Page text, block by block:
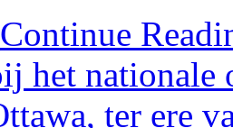
Continue